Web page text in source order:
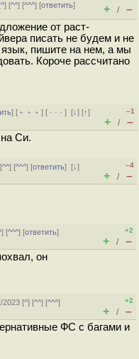
^] [^^] [^^^] [ответить]
+ / –
от раст-
писать не будем и не
пишите на нем, а мы
Короче рассчитано
] [ ﹢﹢﹢] [ · · ·][↓] [↑]
–1
+ / –
Си.
^^] [^^^] [ответить][↓]
–4
+ / –
] [^^^] [ответить]
+2
+ / –
он
2023 [^] [^^] [^^^]
+2
+ / –
ФС с багами и